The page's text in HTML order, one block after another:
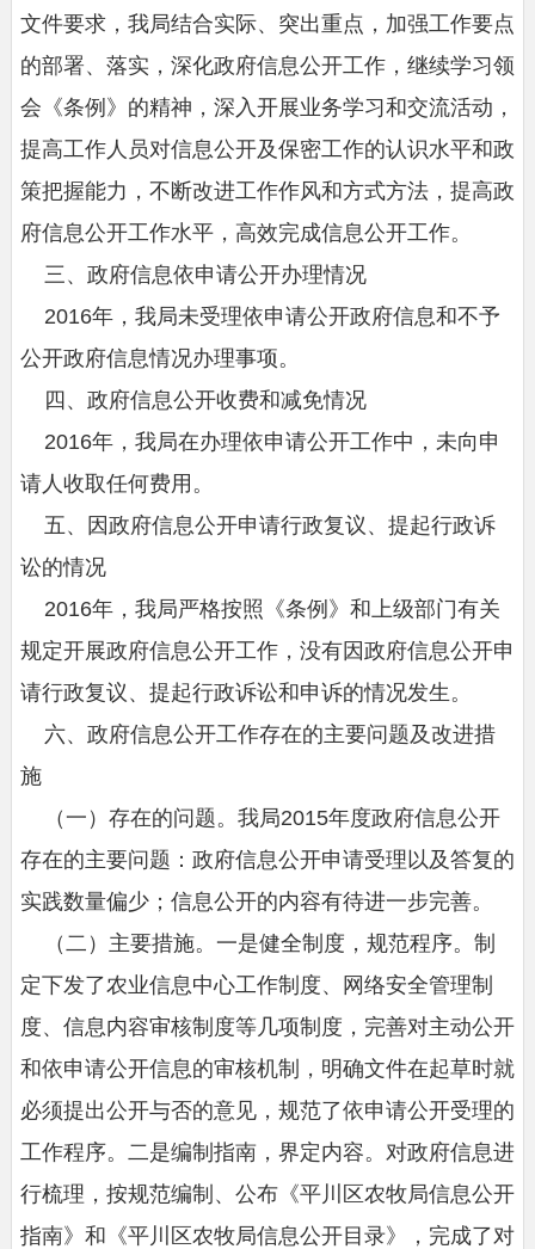
文件要求，我局结合实际、突出重点，加强工作要点
的部署、落实，深化政府信息公开工作，继续学习领
会《条例》的精神，深入开展业务学习和交流活动，
提高工作人员对信息公开及保密工作的认识水平和政
策把握能力，不断改进工作作风和方式方法，提高政
府信息公开工作水平，高效完成信息公开工作。
三、政府信息依申请公开办理情况
2016年，我局未受理依申请公开政府信息和不予
公开政府信息情况办理事项。
四、政府信息公开收费和减免情况
2016年，我局在办理依申请公开工作中，未向申
请人收取任何费用。
五、因政府信息公开申请行政复议、提起行政诉
讼的情况
2016年，我局严格按照《条例》和上级部门有关
规定开展政府信息公开工作，没有因政府信息公开申
请行政复议、提起行政诉讼和申诉的情况发生。
六、政府信息公开工作存在的主要问题及改进措
施
（一）存在的问题。我局2015年度政府信息公开
存在的主要问题：政府信息公开申请受理以及答复的
实践数量偏少；信息公开的内容有待进一步完善。
（二）主要措施。一是健全制度，规范程序。制
定下发了农业信息中心工作制度、网络安全管理制
度、信息内容审核制度等几项制度，完善对主动公开
和依申请公开信息的审核机制，明确文件在起草时就
必须提出公开与否的意见，规范了依申请公开受理的
工作程序。二是编制指南，界定内容。对政府信息进
行梳理，按规范编制、公布《平川区农牧局信息公开
指南》和《平川区农牧局信息公开目录》，完成了对